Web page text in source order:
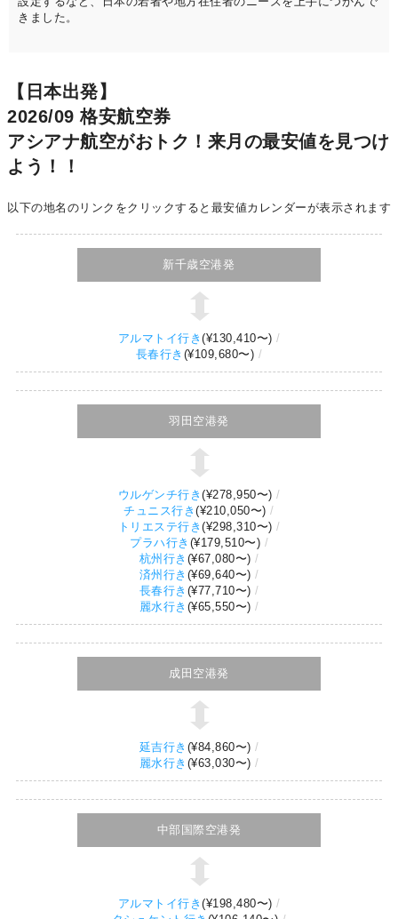
きました。
【日本出発】
2026/09 格安航空券
アシアナ航空がおトク！来月の最安値を見つけ
よう！！
以下の地名のリンクをクリックすると最安値カレンダーが表示されます
新千歳空港発
アルマトイ行き (¥130,410〜)
長春行き (¥109,680〜)
羽田空港発
ウルゲンチ行き (¥278,950〜)
チュニス行き(¥210,050〜)
トリエステ行き (¥298,310〜)
プラハ行き (¥179,510〜)
杭州行き (¥67,080〜)
済州行き (¥69,640〜)
長春行き (¥77,710〜)
麗水行き (¥65,550〜)
成田空港発
延吉行き (¥84,860〜)
麗水行き (¥63,030〜)
中部国際空港発
アルマトイ行き (¥198,480〜)